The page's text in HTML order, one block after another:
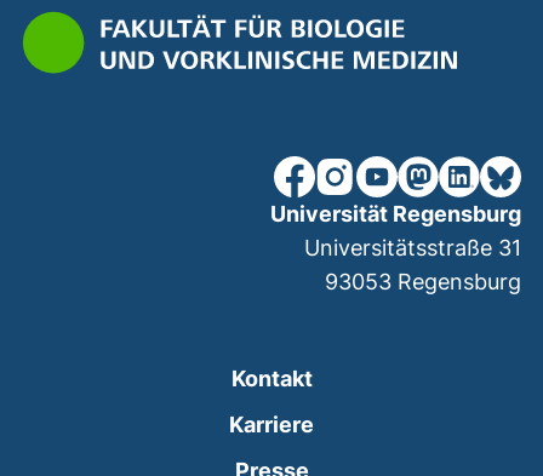
unsere Facebook-Seite
unsere Instagram-
unsere YouTube-
unsereunsere
Kontakt
Karriere
Presse
Universität Regensburg
Universitätsstraße 31
93053 Regensburg